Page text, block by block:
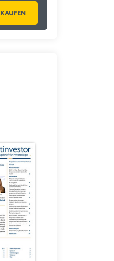
KAUFEN